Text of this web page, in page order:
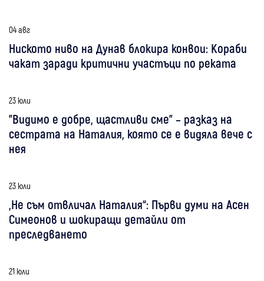
04 авг
Ниското ниво на Дунав блокира конвои: Кораби
чакат заради критични участъци по реката
23 юли
"Видимо е добре, щастливи сме" – разказ на
сестрата на Наталия, която се е видяла вече с
нея
23 юли
„Не съм отвличал Наталия“: Първи думи на Асен
Симеонов и шокиращи детайли от
преследването
21 юли